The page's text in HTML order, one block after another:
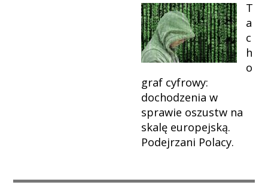
T
a
c
h
o
graf cyfrowy:
dochodzenia w
sprawie oszustw na
skalę europejską.
Podejrzani Polacy.